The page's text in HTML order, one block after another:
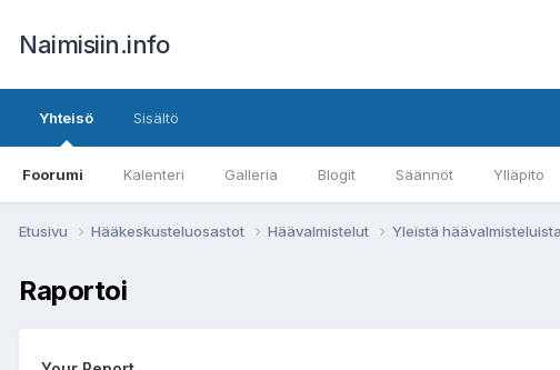
Naimisiin.info
Yhteisö
Foorumi Kalenteri Galleria Blogit Säännöt Ylläpito
Sisältö
Etusivu Hääkeskusteluosastot Häävalmistelut Yleistä häävalmisteluista
Raportoi